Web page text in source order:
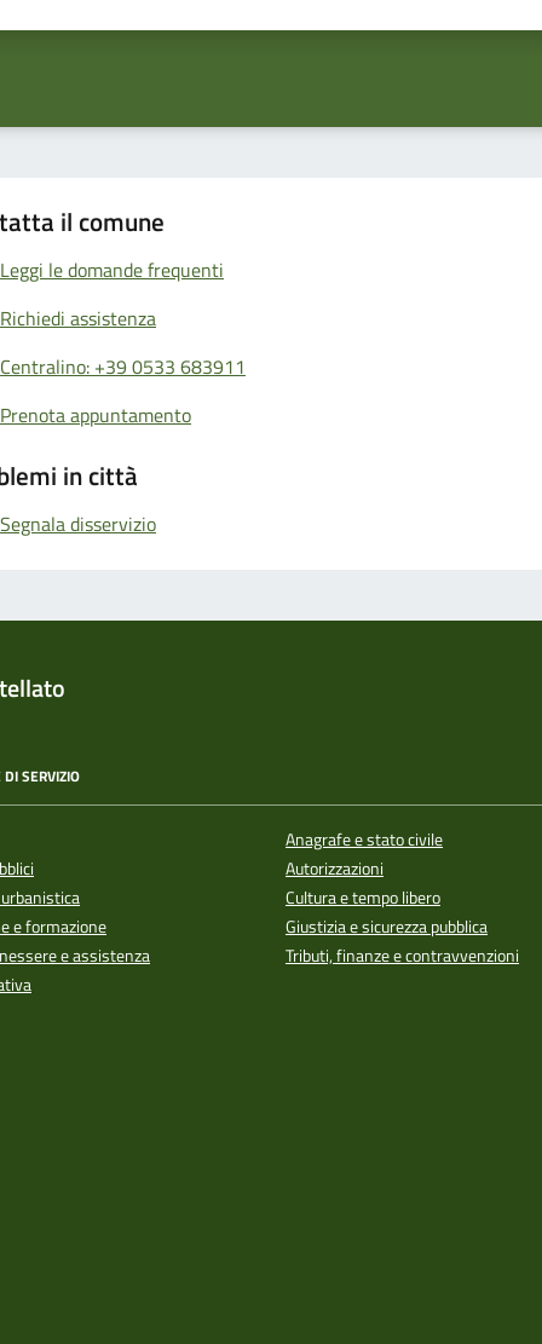
il comune
Leggi le domande frequenti
Richiedi assistenza
Centralino: +39 0533 683911
Prenota appuntamento
in città
Segnala disservizio
DI SERVIZIO
Anagrafe e stato civile
Autorizzazioni
Cultura e tempo libero
e formazione
Giustizia e sicurezza pubblica
e assistenza
Tributi, finanze e contravvenzioni